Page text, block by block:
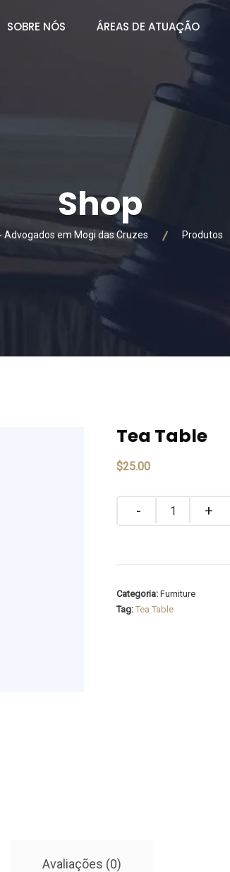
SOBRE NÓS ÁREAS DE ATUAÇÃO
Shop
Advogados em Mogi das Cruzes Produtos
Tea Table
$25.00
Categoria:Furniture
Tag:Tea Table
Avaliações (0)